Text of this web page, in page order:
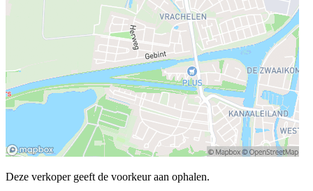
Deze verkoper geeft de voorkeur aan ophalen.